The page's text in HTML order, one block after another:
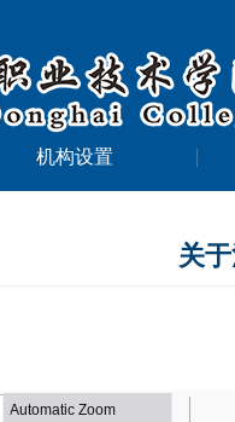
机构设置
关